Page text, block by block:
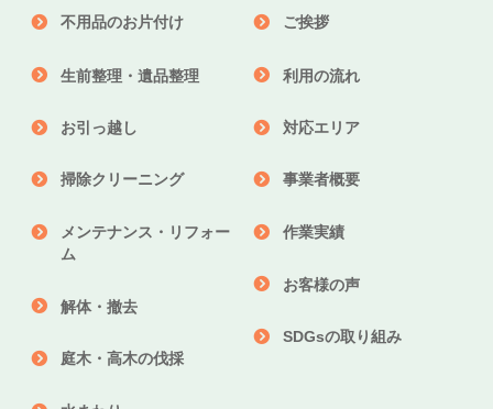
不用品のお片付け
生前整理・遺品整理
お引っ越し
掃除クリーニング
メンテナンス・リフォー
ム
解体・撤去
庭木・高木の伐採
ご挨拶
利用の流れ
対応エリア
事業者概要
作業実績
お客様の声
SDGsの取り組み